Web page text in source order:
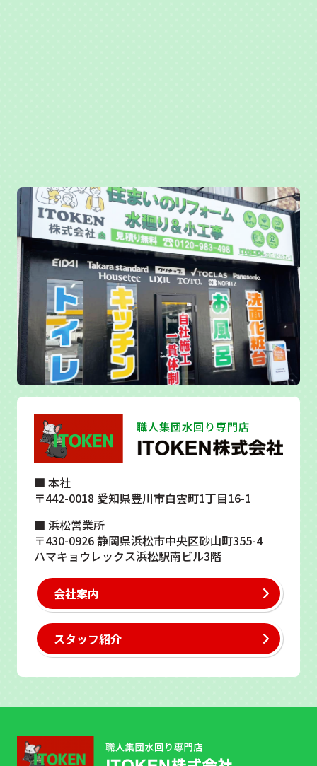
■ 本社
〒442-0018 愛知県豊川市白雲町1丁目16-1
■ 浜松営業所
〒430-0926 静岡県浜松市中央区砂山町355-4
ハマキョウレックス浜松駅南ビル3階
会社案内
スタッフ紹介